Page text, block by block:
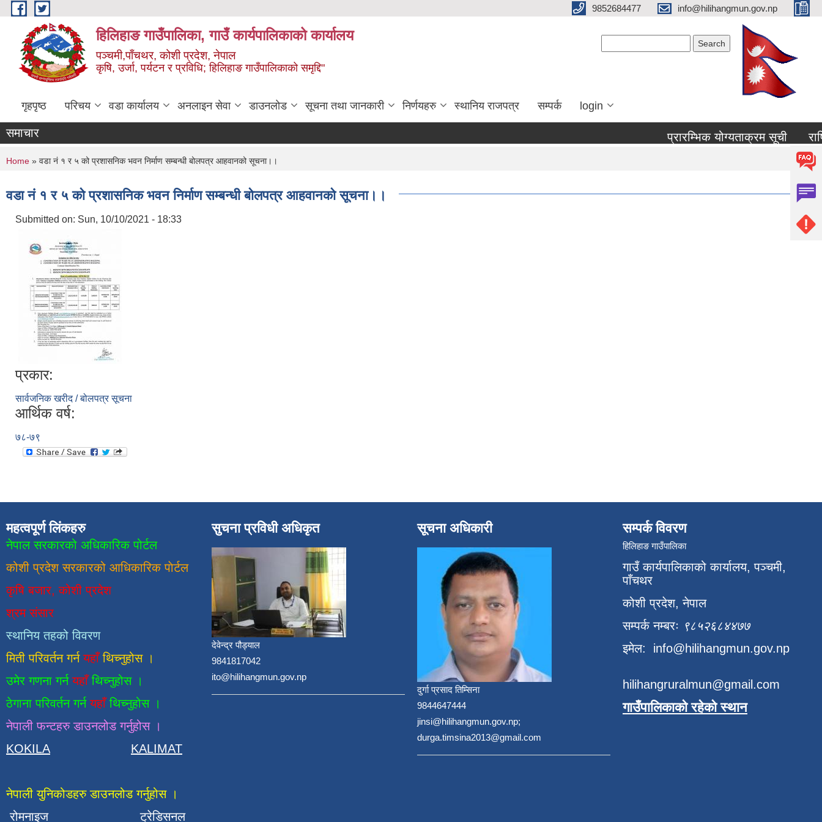
Skip to main content 9852684477 info@hilihangmun.gov.np
हिलिहाङ गाउँपालिका, गाउँ कार्यपालिकाको कार्यालय
पञ्चमी,पाँचथर, कोशी प्रदेश, नेपाल
कृषि, उर्जा, पर्यटन र प्रविधि; हिलिहाङ गाउँपालिकाको समृद्दि"
गृहपृष्ठ परिचय वडा कार्यालय अनलाइन सेवा डाउनलोड सूचना तथा जानकारी निर्णयहरु स्थानिय राजपत्र सम्पर्क login
समाचार प्रारम्भिक योग्यताक्रम सूची
You are here
Home » वडा नं १ र ५ को प्रशासनिक भवन निर्माण सम्बन्धी बोलपत्र आहवानको सूचना।।
वडा नं १ र ५ को प्रशासनिक भवन निर्माण सम्बन्धी बोलपत्र आहवानको सूचना।।
Submitted on: Sun, 10/10/2021 - 18:33
प्रकार:
सार्वजनिक खरीद / बोलपत्र सूचना
आर्थिक वर्ष:
७८-७९
महत्वपूर्ण लिंकहरु
नेपाल सरकारको अधिकारिक पोर्टल
कोशी प्रदेश सरकारको आधिकारिकपाेर्टल
कृषि बजार, कोशी प्रदेश
श्रम संसार
स्थानिय तहको विवरण
मिती परिवर्तन गर्न यहाँ थिच्नुहोस ।
उमेर गणना गर्नयहाँथिच्नुहोस ।
ठेगाना परिवर्तन गर्नयहाँ थिच्नुहोस ।
नेपाली फन्टहरु डाउनलोड गर्नुहोस ।
KOKILA
KALIMAT
नेपाली युनिकोडहरु डाउनलोड गर्नुहोस ।
रोमनाइज
ट्रेडिसनल
सुचना प्रविधी अधिकृत
देवेन्द्र पौड्याल
9841817042
ito@hilihangmun.gov.np
सूचना अधिकारी
दुर्गा प्रसाद तिम्सिना
9844647444
jinsi@hilihangmun.gov.np;
durga.timsina2013@gmail.com
सम्पर्क विवरण
हिलिहाङ गाउँपालिका
गाउँ कार्यपालिकाको कार्यालय, पञ्चमी,
पाँचथर
कोशी प्रदेश, नेपाल
सम्पर्क नम्बरः ९८५२६८४४७७
इमेल: info@hilihangmun.gov.np
hilihangruralmun@gmail.com
गाउँपालिकाको रहेको स्थान